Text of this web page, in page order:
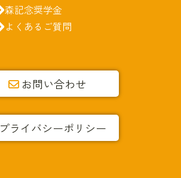
森記念奨学金
よくあるご質問
お問い合わせ
プライバシーポリシー